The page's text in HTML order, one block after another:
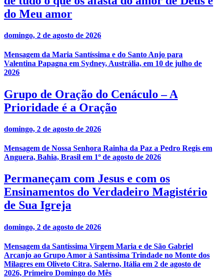
do Meu amor
domingo, 2 de agosto de 2026
Mensagem da Maria Santíssima e do Santo Anjo para
Valentina Papagna em Sydney, Austrália, em 10 de julho de
2026
Grupo de Oração do Cenáculo – A
Prioridade é a Oração
domingo, 2 de agosto de 2026
Mensagem de Nossa Senhora Rainha da Paz a Pedro Regis em
Anguera, Bahia, Brasil em 1º de agosto de 2026
Permaneçam com Jesus e com os
Ensinamentos do Verdadeiro Magistério
de Sua Igreja
domingo, 2 de agosto de 2026
Mensagem da Santíssima Virgem Maria e de São Gabriel
Arcanjo ao Grupo Amor à Santíssima Trindade no Monte dos
Milagres em Oliveto Citra, Salerno, Itália em 2 de agosto de
2026, Primeiro Domingo do Mês